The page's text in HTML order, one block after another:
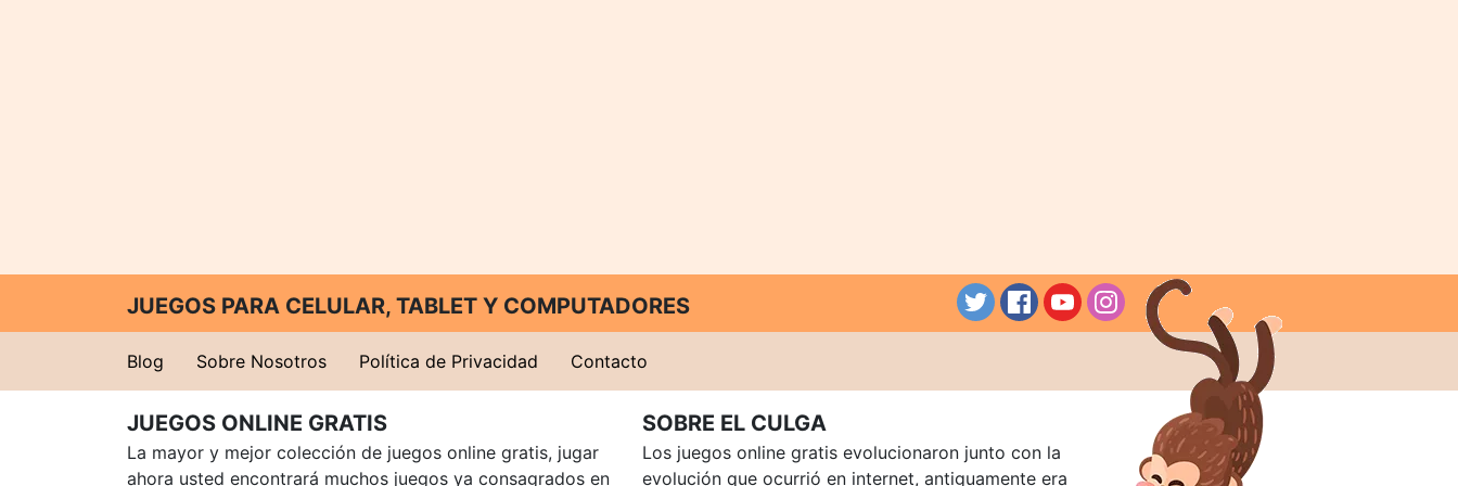
JUEGOS PARA CELULAR, TABLET Y COMPUTADORES
Blog Sobre Nosotros Política de Privacidad Contacto
JUEGOS ONLINE GRATIS
La mayor y mejor colección de juegos online gratis, jugar
ahora usted encontrará muchos juegos ya consagrados en
SOBRE EL CULGA
Los juegos online gratis evolucionaron junto con la
evolución que ocurrió en internet, antiguamente era